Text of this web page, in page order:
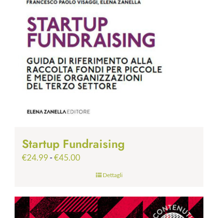
Startup Fundraising
€24.99-€45.00Fascia
€24.99
Dettagli